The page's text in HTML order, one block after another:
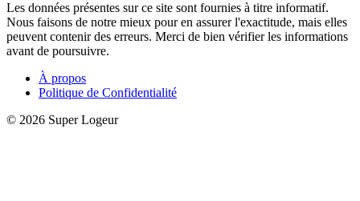
Les données présentes sur ce site sont fournies à titre informatif.
Nous faisons de notre mieux pour en assurer l'exactitude, mais elles
peuvent contenir des erreurs. Merci de bien vérifier les informations
avant de poursuivre.
À propos
Politique de Confidentialité
© 2026 Super Logeur